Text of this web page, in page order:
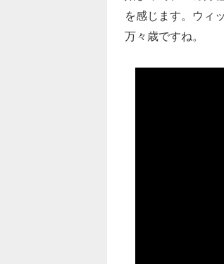
を感じます。ウィ
万々歳ですね。